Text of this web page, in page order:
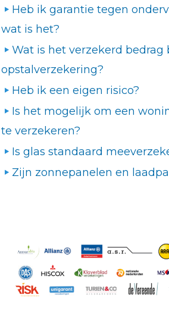
Heb ik garantie tegen
wat is het?
Wat is het verzekerd bedrag
opstalverzekering?
Heb ik een eigen risico?
Is het mogelijk om een
te verzekeren?
Is glas standaard
Zijn zonnepanelen en